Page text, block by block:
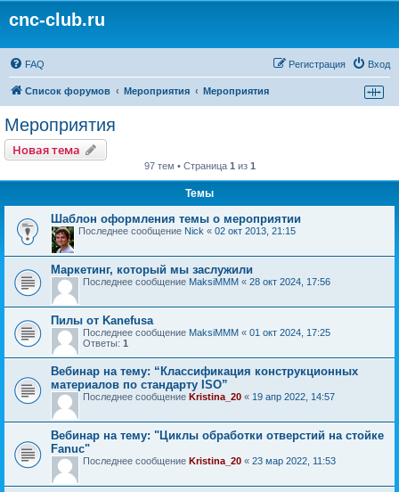
cnc-club.ru
FAQ Вход
Регистрация
Список форумов Мероприятия Мероприятия
Мероприятия
Новая тема
97 тем • Страница 1 из 1
Темы
Шаблон оформления темы о мероприятии
Последнее сообщение Nick « 02 окт 2013, 21:15
Маркетинг, который мы заслужили
Последнее сообщение MaksiMMM « 28 окт 2024, 17:56
Пилы от Kanefusa
Последнее сообщение MaksiMMM « 01 окт 2024, 17:25
Ответы: 1
Вебинар на тему: “Классификация конструкционных
материалов по стандарту ISO”
Последнее сообщение Kristina_20 « 19 апр 2022, 14:57
Вебинар на тему: "Циклы обработки отверстий на стойке
Fanuc"
Последнее сообщение Kristina_20 « 23 мар 2022, 11:53